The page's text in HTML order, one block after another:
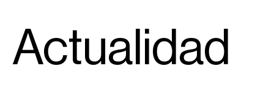
Actualidad